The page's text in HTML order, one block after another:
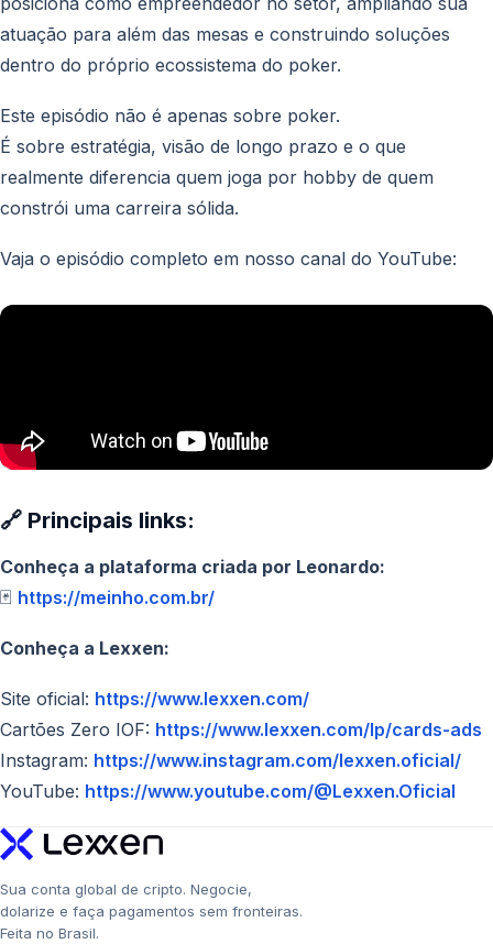
atuação para além das mesas e construindo soluções
dentro do próprio ecossistema do poker.
Este episódio não é apenas sobre poker.
É sobre estratégia, visão de longo prazo e o que
realmente diferencia quem joga por hobby de quem
constrói uma carreira sólida.
Vaja o episódio completo em nosso canal do YouTube:
🔗 Principais links:
Conheça a plataforma criada por Leonardo:
🃏 https://meinho.com.br/
Conheça a Lexxen:
Site oficial: https://www.lexxen.com/
Cartões Zero IOF: https://www.lexxen.com/lp/cards-ads
Instagram: https://www.instagram.com/lexxen.oficial/
YouTube: https://www.youtube.com/@Lexxen.Oficial
Sua conta global de cripto. Negocie,
dolarize e faça pagamentos sem fronteiras.
Feita no Brasil.